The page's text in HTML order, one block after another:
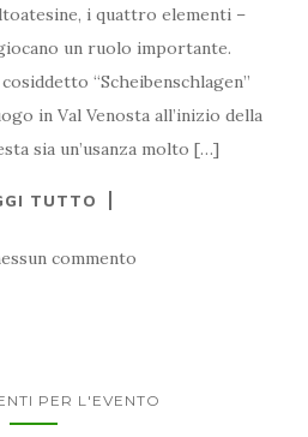
i quattro elementi –
un ruolo importante.
“Scheibenschlagen”
in Val Venosta all’inizio della
sia un’usanza molto […]
TUTTO
commento
PER L'EVENTO